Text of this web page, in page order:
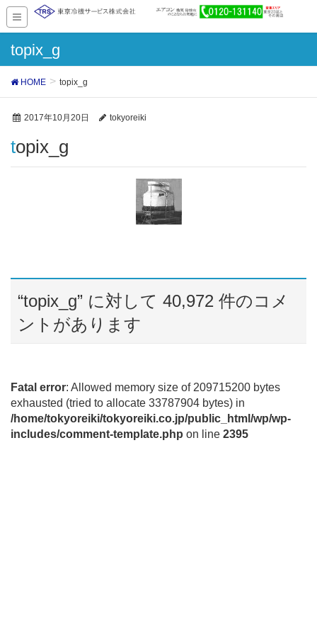
topix_g
HOME topix_g
2017年10月20日 tokyoreiki
topix_g
“topix_g” に対して 40,972 件のコメ
ントがあります
Fatal error: Allowed memory size of 209715200 bytes
exhausted (tried to allocate 33787904 bytes) in
/home/tokyoreiki/tokyoreiki.co.jp/public_html/wp/wp-
includes/comment-template.php on line 2395